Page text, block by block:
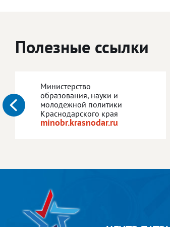
Полезные ссылки
Министерство
образования, науки и
молодежной политики
Краснодарского края
minobr.krasnodar.ru